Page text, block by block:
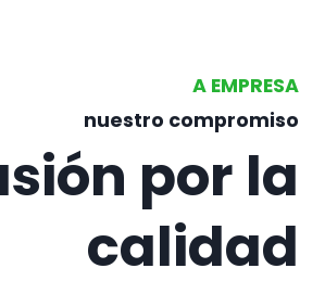
A EMPRESA
nuestro compromiso
por la
calidad